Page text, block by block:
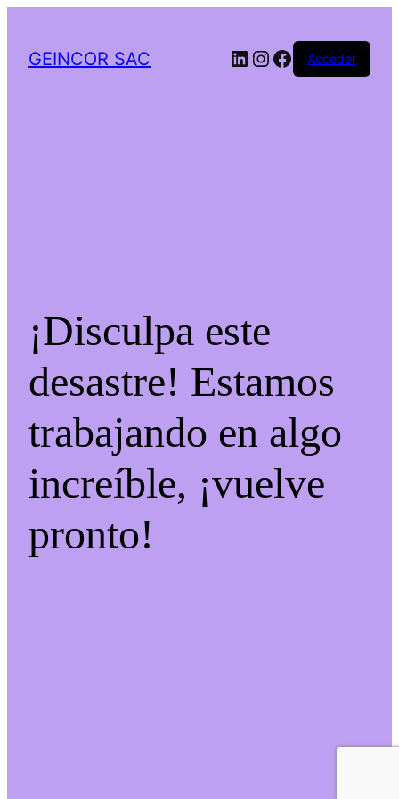
GEINCOR SAC LinkedIn
Instagram
Facebook
Acceder
¡Disculpa este
desastre! Estamos
trabajando en algo
increíble, ¡vuelve
pronto!